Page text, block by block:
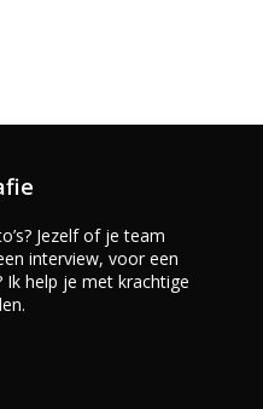
Jezelf of je team
interview, voor een
help je met krachtige